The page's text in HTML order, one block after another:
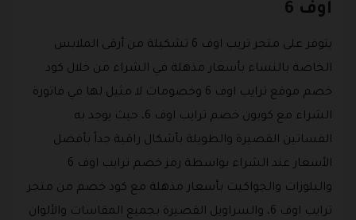
اوف 6
يتوفر على متجر تريب اوف 6 تشكيلة من أرقى الملابس
الخاصة بالنساء بأسعار مذهلة في الشراء من خلال كود
خصم موقع ترايب اوف 6 وخصومات لا مثيل لها في فاتورة
الشراء مع كوبون خصم ترايب اوف 6، حيث يوجد به
الفساتين القصيرة والطويلة بأشكال راقية جداً بأفضل
الأسعار عند الشراء بواسطة رمز خصم ترايب اوف 6
والبلوزات والجواكيت بأسعار مذهلة مع كود خصم من متجر
ترايب اوف 6، والسراويل القصيرة بجميع المقاسات والألوان